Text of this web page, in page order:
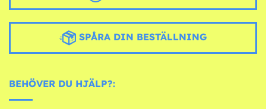
SPÅRA DIN BESTÄLLNING
BEHÖVER DU HJÄLP?: